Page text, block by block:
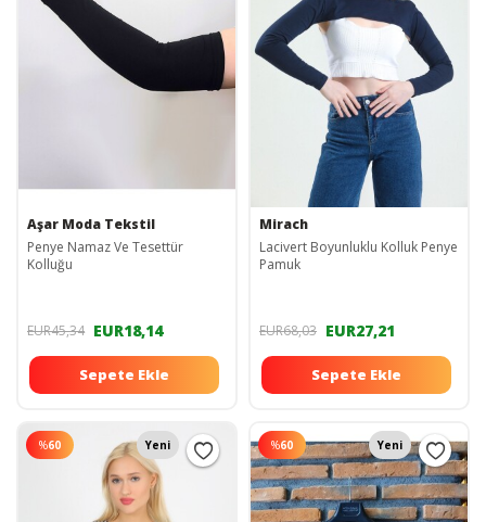
Aşar Moda Tekstil
Penye Namaz Ve Tesettür
Kolluğu
EUR45,34 EUR18,14
Sepete Ekle
Mirach
Lacivert Boyunluklu Kolluk Penye
Pamuk
EUR68,03 EUR27,21
Sepete Ekle
%60 Yeni %60 Yeni